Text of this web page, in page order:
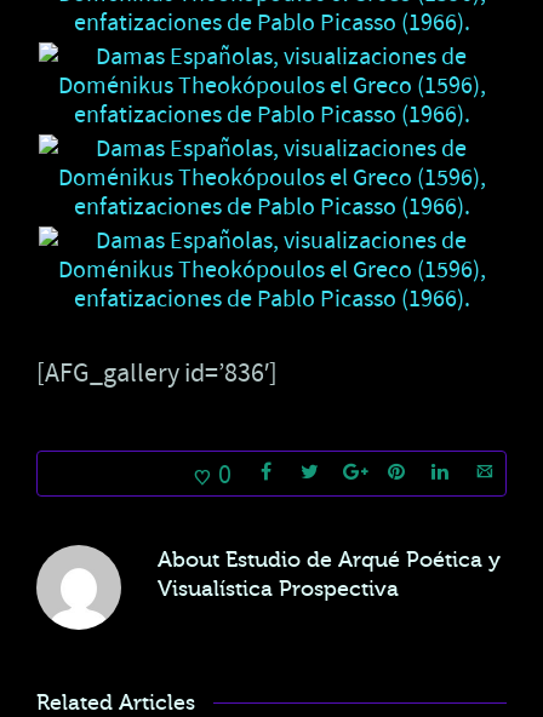
[AFG_gallery id=’836′]
0
About Estudio de Arqué Poética y
Visualística Prospectiva
Related Articles